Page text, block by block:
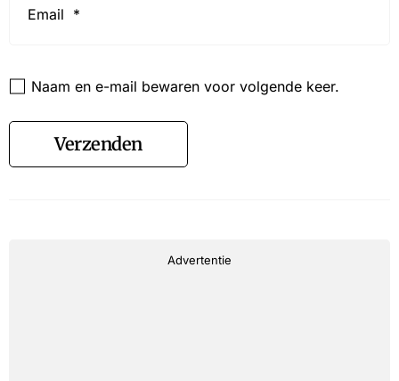
Naam en e-mail bewaren voor volgende keer.
Verzenden
Advertentie